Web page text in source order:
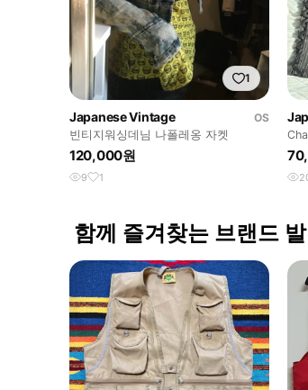
1
Japanese Vintage
OS
빈티지워싱데님 나폴레옹 자켓
120,000원
9 1
함께 즐겨찾는 브랜드